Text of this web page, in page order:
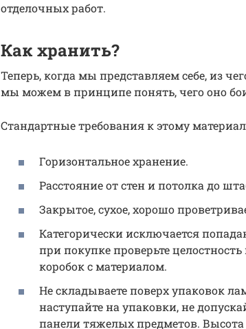
отделочных работ.
Как хранить?
Теперь, когда мы представляем себе, из
мы можем в принципе понять, чего оно
Стандартные требования к этому
Горизонтальное хранение.
Расстояние от стен и потолка до
Закрытое, сухое, хорошо
Категорически исключается
при покупке проверьте
коробок с материалом.
Не складываете поверх упаковок
наступайте на упаковки, не
панели тяжелых предметов.